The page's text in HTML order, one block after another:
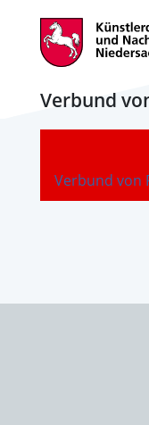
Verbund
Verbund von